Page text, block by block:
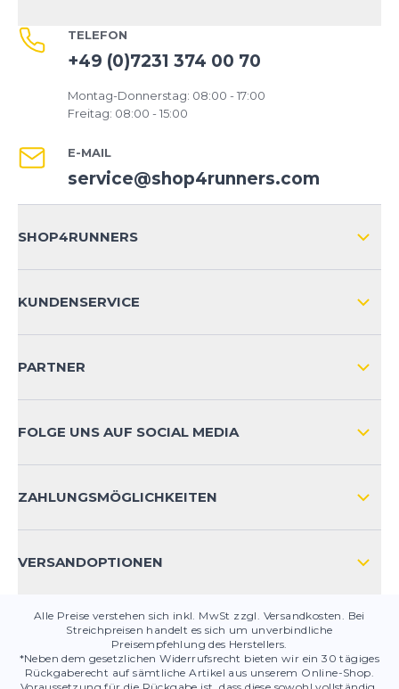
TELEFON
+49 (0)7231 374 00 70
Montag-Donnerstag: 08:00 - 17:00
Freitag: 08:00 - 15:00
E-MAIL
service@shop4runners.com
SHOP4RUNNERS
KUNDENSERVICE
KONTAKT
PRODUKTSICHERHEIT
PARTNER
FOLGE UNS AUF SOCIAL MEDIA
ZAHLUNGSMÖGLICHKEITEN
VERSANDOPTIONEN
Alle Preise verstehen sich inkl. MwSt zzgl. Versandkosten. Bei
Streichpreisen handelt es sich um unverbindliche
Preisempfehlung des Herstellers.
*Neben dem gesetzlichen Widerrufsrecht bieten wir ein 30 tägiges
Rückgaberecht auf sämtliche Artikel aus unserem Online-Shop.